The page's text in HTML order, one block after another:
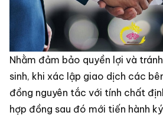
Nhằm đảm bảo quyền lợi và
sinh, khi xác lập giao dịch các
đồng nguyên tắc với tính chất
hợp đồng sau đó mới tiến hành